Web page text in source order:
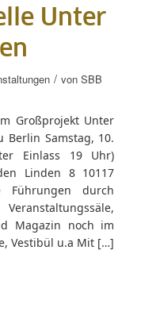
Unter
/ von SBB
Großprojekt Unter
Berlin Samstag, 10.
Einlass 19 Uhr)
Linden 8 10117
Führungen durch
Magazin noch im
Vestibül u.a Mit […]